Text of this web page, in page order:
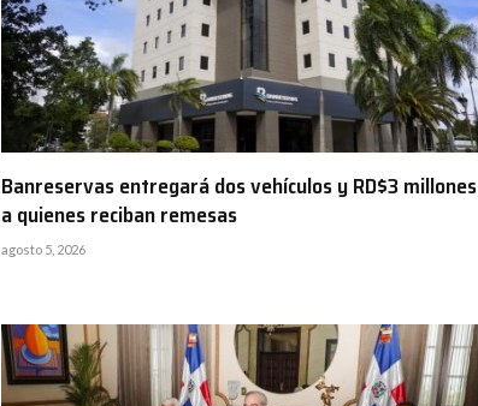
Banreservas entregará dos vehículos y RD$3 millones
a quienes reciban remesas
agosto 5, 2026